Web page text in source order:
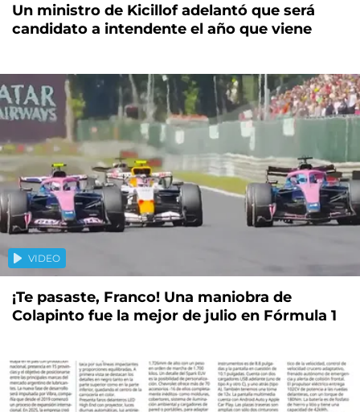
Un ministro de Kicillof adelantó que será
candidato a intendente el año que viene
VIDEO
¡Te pasaste, Franco! Una maniobra de
Colapinto fue la mejor de julio en Fórmula 1